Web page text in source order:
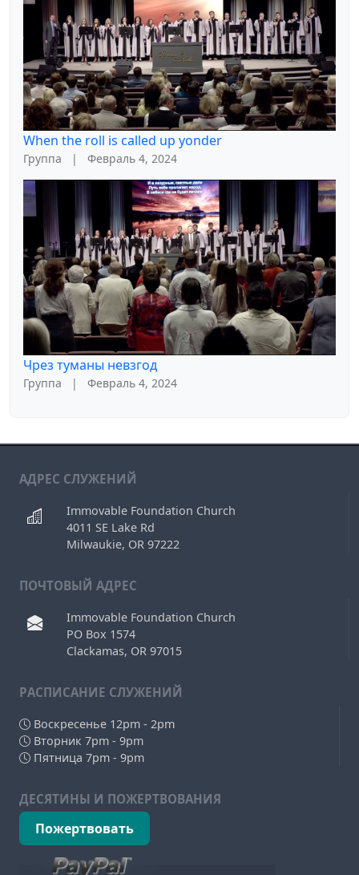
When the roll is called up yonder
Группа | Февраль 4, 2024
Чрез туманы невзгод
Группа | Февраль 4, 2024
АДРЕС СЛУЖЕНИЙ
Immovable Foundation Church
4011 SE Lake Rd
Milwaukie, OR 97222
ПОЧТОВЫЙ АДРЕС
Immovable Foundation Church
PO Box 1574
Clackamas, OR 97015
РAСПИСАНИЕ СЛУЖЕНИЙ
Воскресенье 12pm - 2pm
Вторник 7pm - 9pm
Пятница 7pm - 9pm
ДЕСЯТИНЫ И ПОЖЕРТВОВАНИЯ
Пожертвовать